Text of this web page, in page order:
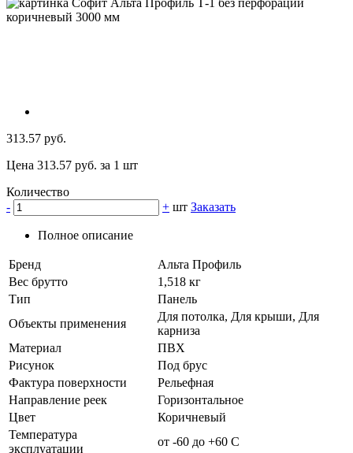
313.57 руб.
Цена 313.57 руб. за 1 шт
Количество
-
+ шт Заказать
Полное описание
Бренд
Альта Профиль
Вес брутто
1,518 кг
Тип
Панель
Объекты применения
Для потолка, Для крыши, Для
карниза
Материал
ПВХ
Рисунок
Под брус
Фактура поверхности
Рельефная
Направление реек
Горизонтальное
Цвет
Коричневый
Температура
эксплуатации
от -60 до +60 C